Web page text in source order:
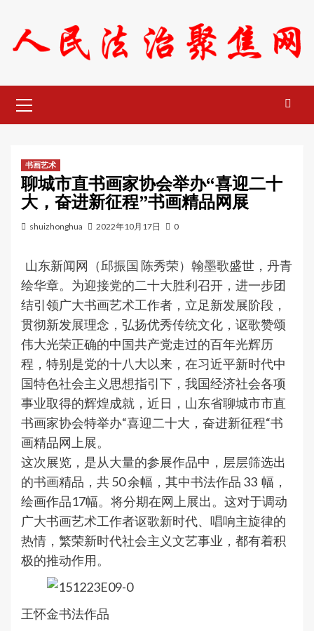
content
Menu
书画艺术
聊城市直书画家协会举办“喜迎二十
大，奋进新征程”书画精品网展
shuizhonghua 2022年10月17日 0
山东新闻网（邱振国 陈秀荣）翰墨歌盛世，丹青
绘华章。为迎接党的二十大胜利召开，进一步团
结引领广大书画艺术工作者，立足新发展阶段，
贯彻新发展理念，弘扬优秀传统文化，讴歌赞颂
伟大光荣正确的中国共产党走过的百年光辉历
程，特别是党的十八大以来，在习近平新时代中
国特色社会主义思想指引下，我国经济社会各项
事业取得的辉煌成就，近日，山东省聊城市市直
书画家协会特举办“喜迎二十大，奋进新征程“书
画精品网上展。
这次展览，是从大量的参展作品中，层层筛选出
的书画精品，共 50 余幅，其中书法作品 33 幅，
绘画作品17幅。将分期在网上展出。这对于调动
广大书画艺术工作者讴歌新时代、唱响主旋律的
热情，繁荣新时代社会主义文艺事业，都有着积
极的推动作用。
王怀金书法作品